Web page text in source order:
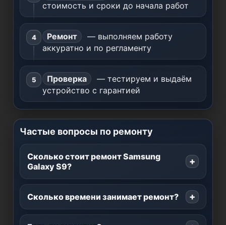
стоимость и сроки до начала работ
Ремонт
— выполняем работу
аккуратно и по регламенту
Проверка
— тестируем и выдаём
устройство с гарантией
Частые вопросы по ремонту
Сколько стоит ремонт Samsung
Galaxy S9?
Сколько времени занимает ремонт?